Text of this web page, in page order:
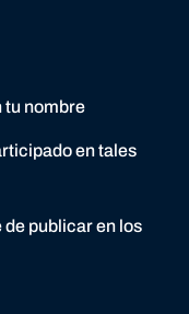
tu nombre
en tales
publicar en los